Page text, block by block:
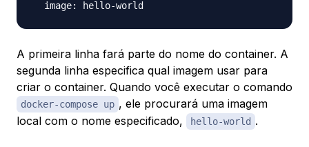
A primeira linha fará parte do nome do container. A
segunda linha especifica qual imagem usar para
criar o container. Quando você executar o comando
docker-compose up , ele procurará uma imagem
local com o nome especificado,
hello-world .